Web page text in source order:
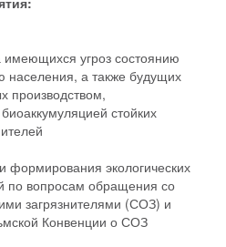
имеющихся угроз состоянию
населения, а также будущих
производством,
стойких
формирования экологических
по вопросам обращения со
загрязнителями (СОЗ) и
Конвенции о СОЗ